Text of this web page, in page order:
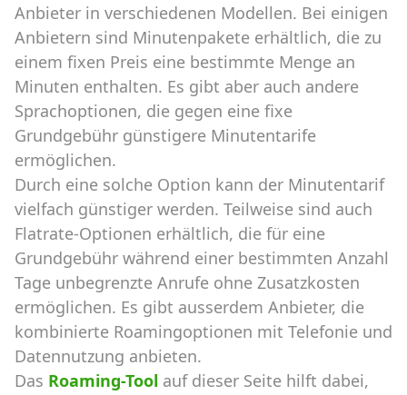
Anbieter in verschiedenen Modellen. Bei einigen
Anbietern sind Minutenpakete erhältlich, die zu
einem fixen Preis eine bestimmte Menge an
Minuten enthalten. Es gibt aber auch andere
Sprachoptionen, die gegen eine fixe
Grundgebühr günstigere Minutentarife
ermöglichen.
Durch eine solche Option kann der Minutentarif
vielfach günstiger werden. Teilweise sind auch
Flatrate-Optionen erhältlich, die für eine
Grundgebühr während einer bestimmten Anzahl
Tage unbegrenzte Anrufe ohne Zusatzkosten
ermöglichen. Es gibt ausserdem Anbieter, die
kombinierte Roamingoptionen mit Telefonie und
Datennutzung anbieten.
Das Roaming-Tool auf dieser Seite hilft dabei,